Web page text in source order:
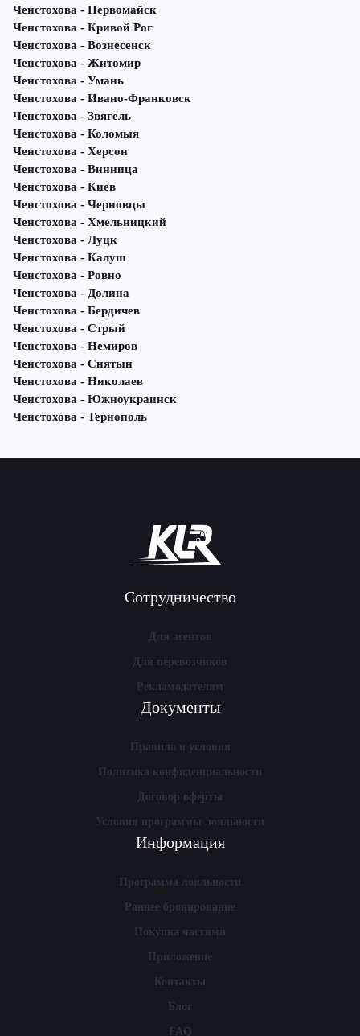
Ченстохова - Первомайск
Ченстохова - Кривой Рог
Ченстохова - Вознесенск
Ченстохова - Житомир
Ченстохова - Умань
Ченстохова - Ивано-Франковск
Ченстохова - Звягель
Ченстохова - Коломыя
Ченстохова - Херсон
Ченстохова - Винница
Ченстохова - Киев
Ченстохова - Черновцы
Ченстохова - Хмельницкий
Ченстохова - Луцк
Ченстохова - Калуш
Ченстохова - Ровно
Ченстохова - Долина
Ченстохова - Бердичев
Ченстохова - Стрый
Ченстохова - Немиров
Ченстохова - Снятын
Ченстохова - Николаев
Ченстохова - Южноукраинск
Ченстохова - Тернополь
Сотрудничество
Для агентов
Для перевозчиков
Рекламодателям
Документы
Правила и условия
Политика конфиденциальности
Договор оферты
Условия программы лояльности
Информация
Программа лояльности
Раннее бронирование
Покупка частями
Приложение
Контакты
Блог
FAQ